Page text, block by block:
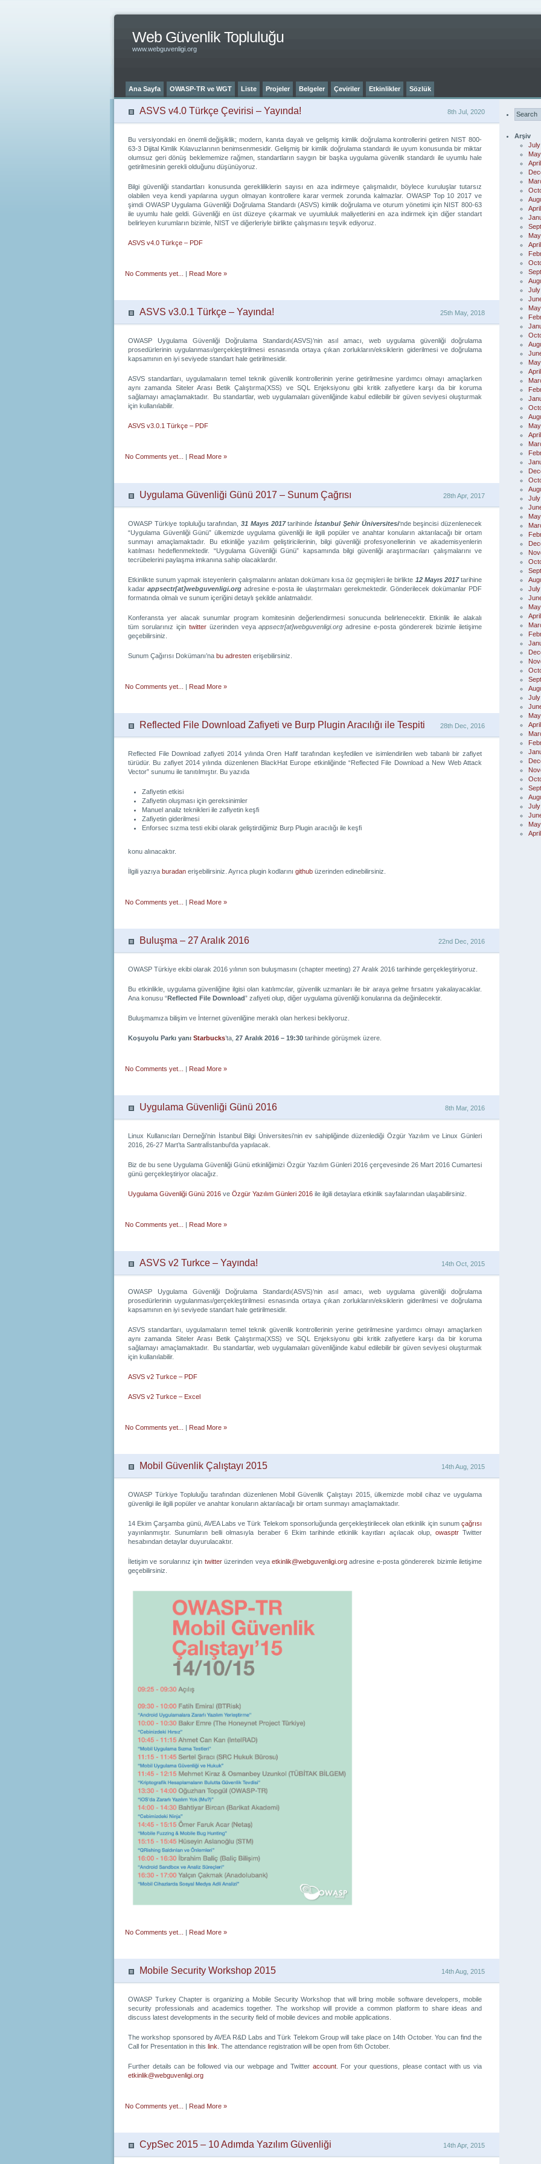
Web Güvenlik Topluluğu
www.webguvenligi.org
Ana Sayfa OWASP-TR ve WGT Liste Projeler Belgeler Çeviriler Etkinlikler Sözlük
8th Jul, 2020
ASVS v4.0 Türkçe Çevirisi – Yayında!
Bu versiyondaki en önemli değişiklik; modern, kanıta dayalı ve gelişmiş kimlik doğrulama kontrollerini getiren NIST 800-
63-3 Dijital Kimlik Kılavuzlarının benimsenmesidir. Gelişmiş bir kimlik doğrulama standardı ile uyum konusunda bir miktar
olumsuz geri dönüş beklememize rağmen, standartların saygın bir başka uygulama güvenlik standardı ile uyumlu hale
getirilmesinin gerekli olduğunu düşünüyoruz.
Bilgi güvenliği standartları konusunda gerekliliklerin sayısı en aza indirmeye çalışmalıdır, böylece kuruluşlar tutarsız
olabilen veya kendi yapılarına uygun olmayan kontrollere karar vermek zorunda kalmazlar. OWASP Top 10 2017 ve
şimdi OWASP Uygulama Güvenliği Doğrulama Standardı (ASVS) kimlik doğrulama ve oturum yönetimi için NIST 800-63
ile uyumlu hale geldi. Güvenliği en üst düzeye çıkarmak ve uyumluluk maliyetlerini en aza indirmek için diğer standart
belirleyen kurumların bizimle, NIST ve diğerleriyle birlikte çalışmasını teşvik ediyoruz.
ASVS v4.0 Türkçe – PDF
No Comments yet... | Read More »
25th May, 2018
ASVS v3.0.1 Türkçe – Yayında!
OWASP Uygulama Güvenliği Doğrulama Standardı(ASVS)’nin asıl amacı, web uygulama güvenliği doğrulama
prosedürlerinin uygulanması/gerçekleştirilmesi esnasında ortaya çıkan zorlukların/eksiklerin giderilmesi ve doğrulama
kapsamının en iyi seviyede standart hale getirilmesidir.
ASVS standartları, uygulamaların temel teknik güvenlik kontrollerinin yerine getirilmesine yardımcı olmayı amaçlarken
aynı zamanda Siteler Arası Betik Çalıştırma(XSS) ve SQL Enjeksiyonu gibi kritik zafiyetlere karşı da bir koruma
sağlamayı amaçlamaktadır. Bu standartlar, web uygulamaları güvenliğinde kabul edilebilir bir güven seviyesi oluşturmak
için kullanılabilir.
ASVS v3.0.1 Türkçe – PDF
No Comments yet... | Read More »
28th Apr, 2017
Uygulama Güvenliği Günü 2017 – Sunum Çağrısı
OWASP Türkiye topluluğu tarafından, 31 Mayıs 2017tarihinde İstanbul Şehir Üniversitesi‘nde beşincisi düzenlenecek
“Uygulama Güvenliği Günü” ülkemizde uygulama güvenliği ile ilgili popüler ve anahtar konuların aktarılacağı bir ortam
sunmayı amaçlamaktadır. Bu etkinliğe yazılım geliştiricilerinin, bilgi güvenliği profesyonellerinin ve akademisyenlerin
katılması hedeflenmektedir. “Uygulama Güvenliği Günü” kapsamında bilgi güvenliği araştırmacıları çalışmalarını ve
tecrübelerini paylaşma imkanına sahip olacaklardır.
Etkinlikte sunum yapmak isteyenlerin çalışmalarını anlatan dokümanı kısa öz geçmişleri ile birlikte 12 Mayıs 2017tarihine
kadarappsectr[at]webguvenligi.org adresine e-posta ile ulaştırmaları gerekmektedir. Gönderilecek dokümanlar PDF
formatında olmalı ve sunum içeriğini detaylı şekilde anlatmalıdır.
Konferansta yer alacak sunumlar program komitesinin değerlendirmesi sonucunda belirlenecektir. Etkinlik ile alakalı
tüm sorularınız için twitterüzerinden veyaappsectr[at]webguvenligi.org adresine e-posta göndererek bizimle iletişime
geçebilirsiniz.
Sunum Çağırısı Dokümanı’na bu adresten erişebilirsiniz.
No Comments yet... | Read More »
28th Dec, 2016
Reflected File Download Zafiyeti ve Burp Plugin Aracılığı ile Tespiti
Reflected File Download zafiyeti 2014 yılında Oren Hafif tarafından keşfedilen ve isimlendirilen web tabanlı bir zafiyet
türüdür. Bu zafiyet 2014 yılında düzenlenen BlackHat Europe etkinliğinde “Reflected File Download a New Web Attack
Vector” sunumu ile tanıtılmıştır. Bu yazıda
Zafiyetin etkisi
Zafiyetin oluşması için gereksinimler
Manuel analiz teknikleri ile zafiyetin keşfi
Zafiyetin giderilmesi
Enforsec sızma testi ekibi olarak geliştirdiğimiz Burp Plugin aracılığı ile keşfi
konu alınacaktır.
İlgili yazıya buradan erişebilirsiniz. Ayrıca plugin kodlarını github üzerinden edinebilirsiniz.
No Comments yet... | Read More »
22nd Dec, 2016
Buluşma – 27 Aralık 2016
OWASP Türkiye ekibi olarak 2016 yılının son buluşmasını (chapter meeting) 27 Aralık 2016 tarihinde gerçekleştiriyoruz.
Bu etkinlikle, uygulama güvenliğine ilgisi olan katılımcılar, güvenlik uzmanları ile bir araya gelme fırsatını yakalayacaklar.
Ana konusu “Reflected File Download” zafiyeti olup, diğer uygulama güvenliği konularına da değinilecektir.
Buluşmamıza bilişim ve İnternet güvenliğine meraklı olan herkesi bekliyoruz.
Koşuyolu Parkı yanı Starbucks’ta, 27 Aralık 2016 – 19:30 tarihinde görüşmek üzere.
No Comments yet... | Read More »
8th Mar, 2016
Uygulama Güvenliği Günü 2016
Linux Kullanıcıları Derneği’nin İstanbul Bilgi Üniversitesi’nin ev sahipliğinde düzenlediği Özgür Yazılım ve Linux Günleri
2016, 26-27 Mart’ta Santralİstanbul’da yapılacak.
Biz de bu sene Uygulama Güvenliği Günü etkinliğimizi Özgür Yazılım Günleri 2016 çerçevesinde 26 Mart 2016 Cumartesi
günü gerçekleştiriyor olacağız.
Uygulama Güvenliği Günü 2016 ve Özgür Yazılım Günleri 2016 ile ilgili detaylara etkinlik sayfalarından ulaşabilirsiniz.
No Comments yet... | Read More »
14th Oct, 2015
ASVS v2 Turkce – Yayında!
OWASP Uygulama Güvenliği Doğrulama Standardı(ASVS)’nin asıl amacı, web uygulama güvenliği doğrulama
prosedürlerinin uygulanması/gerçekleştirilmesi esnasında ortaya çıkan zorlukların/eksiklerin giderilmesi ve doğrulama
kapsamının en iyi seviyede standart hale getirilmesidir.
ASVS standartları, uygulamaların temel teknik güvenlik kontrollerinin yerine getirilmesine yardımcı olmayı amaçlarken
aynı zamanda Siteler Arası Betik Çalıştırma(XSS) ve SQL Enjeksiyonu gibi kritik zafiyetlere karşı da bir koruma
sağlamayı amaçlamaktadır. Bu standartlar, web uygulamaları güvenliğinde kabul edilebilir bir güven seviyesi oluşturmak
için kullanılabilir.
ASVS v2 Turkce – PDF
ASVS v2 Turkce – Excel
No Comments yet... | Read More »
14th Aug, 2015
Mobil Güvenlik Çalıştayı 2015
OWASP Türkiye Topluluğu tarafından düzenlenen Mobil Güvenlik Çalıştayı 2015, ülkemizde mobil cihaz ve uygulama
güvenligi ile ilgili popüler ve anahtar konuların aktarılacağı bir ortam sunmayı amaçlamaktadır.
14 Ekim Çarşamba günü, AVEA Labs ve Türk Telekom sponsorluğunda gerçekleştirilecek olan etkinlik için sunum çağrısı
yayınlanmıştır. Sunumların belli olmasıyla beraber 6 Ekim tarihinde etkinlik kayıtları açılacak olup, owasptrTwitter
hesabından detaylar duyurulacaktır.
İletişim ve sorularınız için twitterüzerinden veya etkinlik@webguvenligi.org adresine e-posta göndererek bizimle iletişime
geçebilirsiniz.
No Comments yet... | Read More »
14th Aug, 2015
Mobile Security Workshop 2015
OWASP Turkey Chapter is organizing a Mobile Security Workshop that will bring mobile software developers, mobile
security professionals and academics together. The workshop will provide a common platform to share ideas and
discuss latest developments in the security field of mobile devices and mobile applications.
The workshop sponsored by AVEA R&D Labs and Türk Telekom Group will take place on 14th October. You can find the
Call for Presentation in this link . The attendance registration will be open from 6th October.
Further details can be followed via our webpage and Twitter account. For your questions, please contact with us via
etkinlik@webguvenligi.org
No Comments yet... | Read More »
14th Apr, 2015
CypSec 2015 – 10 Adımda Yazılım Güvenliği
Arşiv